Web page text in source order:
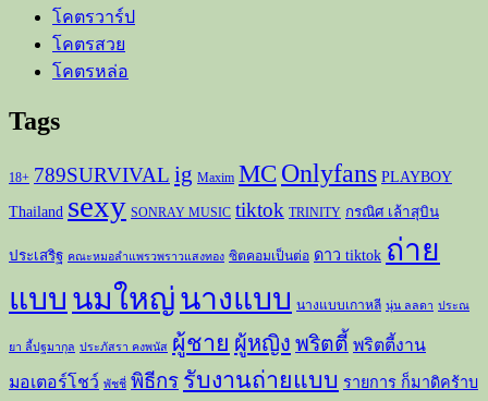
โคตรวาร์ป
โคตรสวย
โคตรหล่อ
Tags
18+ 789SURVIVAL ig Maxim MC Onlyfans PLAYBOY
Thailand sexy SONRAY MUSIC tiktok TRINITY กรณิศ เล้าสุบิน
ประเสริฐ คณะหมอลำแพรวพราวแสงทอง ซิตคอมเป็นต่อ ดาว tiktok ถ่าย
แบบ นมใหญ่นางแบบ นางแบบเกาหลี นุ่น ลลดา ประณ
ยา ลี้ปฐมากุล ประภัสรา คงพนัส ผู้ชาย ผู้หญิง พริตตี้ พริตตี้งาน
มอเตอร์โชว์ พัชชี่ พิธีกร รับงานถ่ายแบบ รายการ ก็มาดิคร้าบ